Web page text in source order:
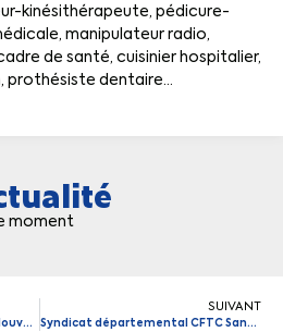
kinésithérapeute, pédicure-
manipulateur radio,
de santé, cuisinier hospitalier,
prothésiste dentaire…
moment
Syndicat CFTC Agriculture de Nouvelle-Aquitaine
SUIVANT
Syndicat départemental CFTC Santé Sociaux (47)